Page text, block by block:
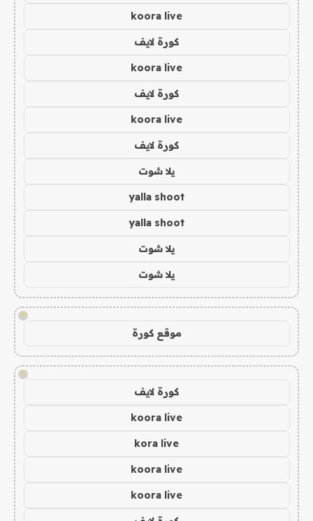
koora live
كورة لايف
koora live
كورة لايف
koora live
كورة لايف
يلا شوت
yalla shoot
yalla shoot
يلا شوت
يلا شوت
!
موقع كورة
!
كورة لايف
koora live
kora live
koora live
koora live